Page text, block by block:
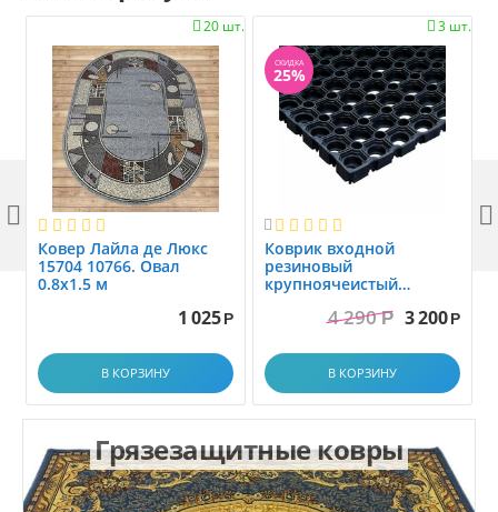
20 шт.

Ковер Лайла де Люкс
15704 10766. Овал
0.8x1.5 м
1 025 Р
В КОРЗИНУ
3 шт.

СКИДКА
25%

Коврик вxодной
резиновый
крупноячеистый
1.0x1.5 м4 290 Р 3 200 Р
В КОРЗИНУ
 
Грязезащитные ковры